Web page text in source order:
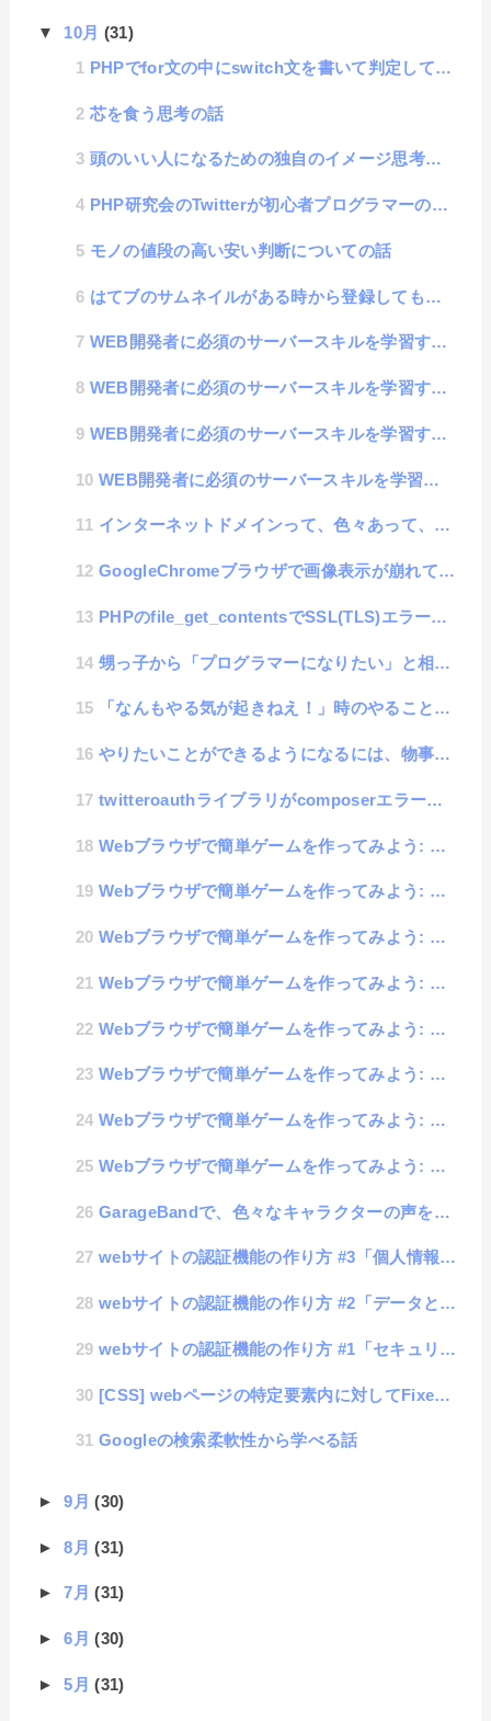
▼ 10月 (31)
PHPでfor文の中にswitch文を書いて判定してcontinueしようとしてエラーが出た話
芯を食う思考の話
頭のいい人になるための独自のイメージ思考学習法
PHP研究会のTwitterが初心者プログラマーの学習に役立つ話
モノの値段の高い安い判断についての話
はてブのサムネイルがある時から登録しても表示されなくなった件（現時点で未解決）
WEB開発者に必須のサーバースキルを学習するコツ#4「apacheとnginx」
WEB開発者に必須のサーバースキルを学習するコツ#3「IPアドレスとネットワーク」
WEB開発者に必須のサーバースキルを学習するコツ#2「Linuxとコマンド」
WEB開発者に必須のサーバースキルを学習するコツ #1「クラウドとオンプレ」
インターネットドメインって、色々あって、面白いという話
GoogleChromeブラウザで画像表示が崩れてノイズっぽい表示になる時の原因の話
PHPのfile_get_contentsでSSL(TLS)エラーが出た話
甥っ子から「プログラマーになりたい」と相談された話
「なんもやる気が起きねえ！」時のやることリスト
やりたいことができるようになるには、物事の素因数分解を理解すること
twitteroauthライブラリがcomposerエラーで実行出来ない時の対処法
Webブラウザで簡単ゲームを作ってみよう: 壁打ちテニス編 #8「ボールの動き」
Webブラウザで簡単ゲームを作ってみよう: 壁打ちテニス編 #7「スマホでラケット操作」
Webブラウザで簡単ゲームを作ってみよう: 壁打ちテニス編 #6「マウスカーソル操作」
Webブラウザで簡単ゲームを作ってみよう: 壁打ちテニス編 #5「スムーズなカーソル操作の追求」
Webブラウザで簡単ゲームを作ってみよう: 壁打ちテニス編 #4「事前準備と事前思考」
Webブラウザで簡単ゲームを作ってみよう: 壁打ちテニス編 #3「表示関連プログラム」
Webブラウザで簡単ゲームを作ってみよう: 壁打ちテニス編 #2「ゲーム仕様」
Webブラウザで簡単ゲームを作ってみよう: 壁打ちテニス編 #1「事前準備と事前思考」
GarageBandで、色々なキャラクターの声を作る方法
webサイトの認証機能の作り方 #3「個人情報についての話」
webサイトの認証機能の作り方 #2「データと暗号化について」
webサイトの認証機能の作り方 #1「セキュリティについて」
[CSS] webページの特定要素内に対してFixed（位置固定）させるstycky機能を理解する話
Googleの検索柔軟性から学べる話
►9月(30)
►8月(31)
►7月(31)
►6月(30)
►5月(31)